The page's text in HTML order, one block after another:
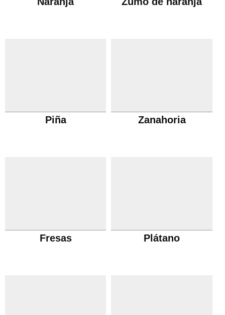
Piña Zanahoria
Fresas Plátano